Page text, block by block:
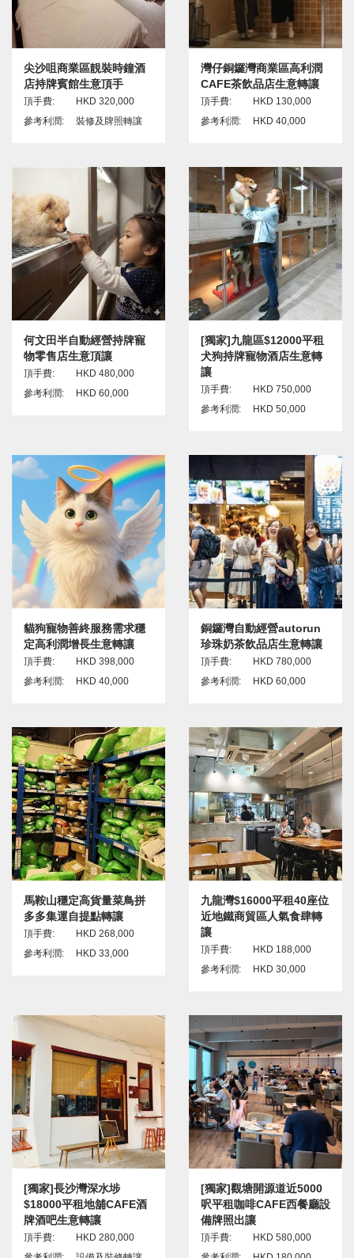
尖沙咀商業區靚裝時鐘酒
店持牌賓館生意頂手
頂手費:
HKD 320,000
參考利潤:
裝修及牌照轉讓
灣仔銅鑼灣商業區高利潤
CAFE茶飲品店生意轉讓
頂手費:
HKD 130,000
參考利潤:
HKD 40,000
何文田半自動經營持牌寵
物零售店生意頂讓
頂手費:
HKD 480,000
參考利潤:
HKD 60,000
[獨家]九龍區$12000平租
犬狗持牌寵物酒店生意轉
讓
頂手費:
HKD 750,000
參考利潤:
HKD 50,000
貓狗寵物善終服務需求穩
定高利潤增長生意轉讓
頂手費:
HKD 398,000
參考利潤:
HKD 40,000
銅鑼灣自動經營autorun
珍珠奶茶飲品店生意轉讓
頂手費:
HKD 780,000
參考利潤:
HKD 60,000
馬鞍山穩定高貨量菜鳥拼
多多集運自提點轉讓
頂手費:
HKD 268,000
參考利潤:
HKD 33,000
九龍灣$16000平租40座位
近地鐵商貿區人氣食肆轉
讓
頂手費:
HKD 188,000
參考利潤:
HKD 30,000
[獨家]長沙灣深水埗
$18000平租地舖CAFE酒
牌酒吧生意轉讓
頂手費:
HKD 280,000
[獨家]觀塘開源道近5000
呎平租咖啡CAFE西餐廳設
備牌照出讓
頂手費:
HKD 580,000